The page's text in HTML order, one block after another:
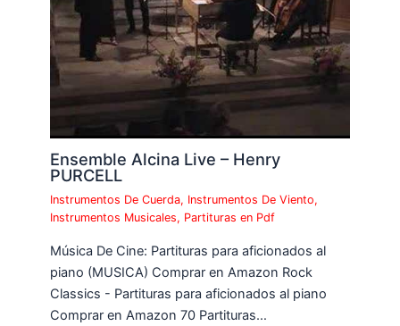
Ensemble Alcina Live – Henry
PURCELL
Instrumentos De Cuerda, Instrumentos De Viento,
Instrumentos Musicales, Partituras en Pdf
Música De Cine: Partituras para aficionados al
piano (MUSICA) Comprar en Amazon Rock
Classics - Partituras para aficionados al piano
Comprar en Amazon 70 Partituras…